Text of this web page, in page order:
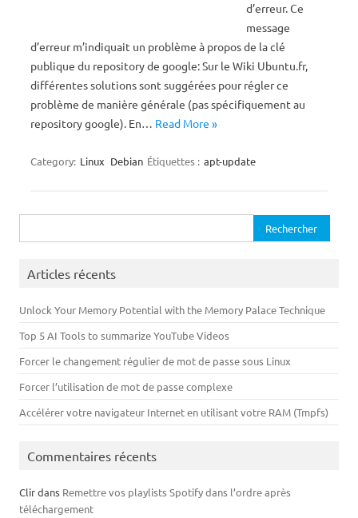
d’erreur. Ce
message
d’erreur m’indiquait un problème à propos de la clé
publique du repository de google: Sur le Wiki Ubuntu.fr,
différentes solutions sont suggérées pour régler ce
problème de manière générale (pas spécifiquement au
repository google). En… Read More »
Category: Linux Debian Étiquettes : apt-update
Articles récents
Unlock Your Memory Potential with the Memory Palace Technique
Top 5 AI Tools to summarize YouTube Videos
Forcer le changement régulier de mot de passe sous Linux
Forcer l’utilisation de mot de passe complexe
Accélérer votre navigateur Internet en utilisant votre RAM (Tmpfs)
Commentaires récents
Clirdans Remettre vos playlists Spotify dans l’ordre après
téléchargement